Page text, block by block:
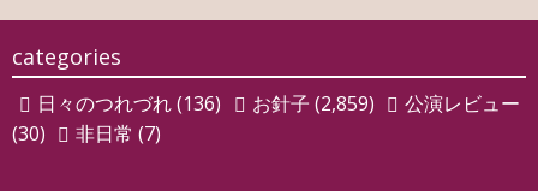
ゲ
ー
シ
ョ
categories
日々のつれづれ(136) お針子 (2,859)
公演レビュー
(30)
非日常 (7)